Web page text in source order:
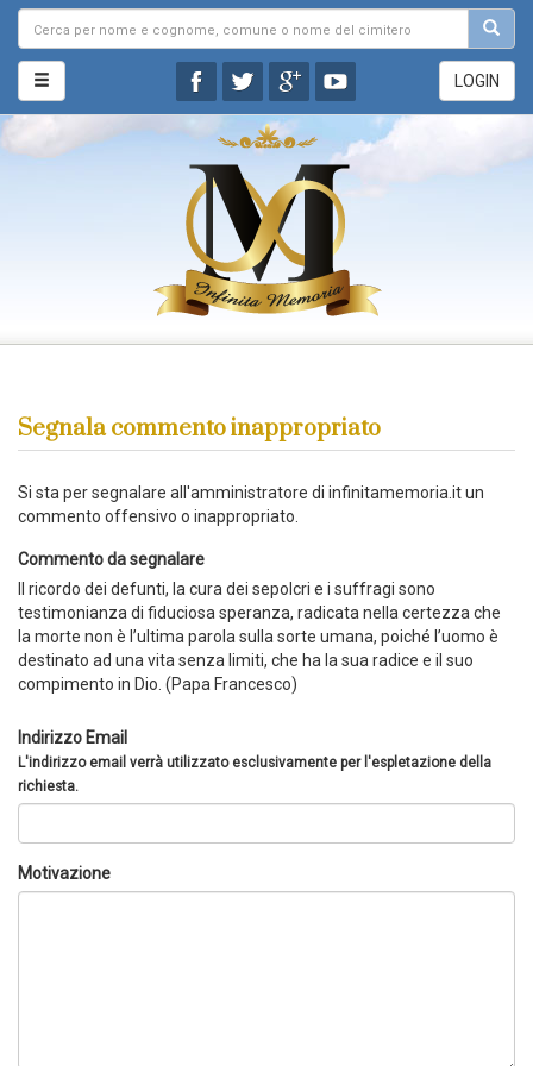
LOGIN
Segnala commento inappropriato
Si sta per segnalare all'amministratore di infinitamemoria.it un
commento offensivo o inappropriato.
Commento da segnalare
Il ricordo dei defunti, la cura dei sepolcri e i suffragi sono
testimonianza di fiduciosa speranza, radicata nella certezza che
la morte non è l’ultima parola sulla sorte umana, poiché l’uomo è
destinato ad una vita senza limiti, che ha la sua radice e il suo
compimento in Dio. (Papa Francesco)
Indirizzo Email
L'indirizzo email verrà utilizzato esclusivamente per l'espletazione della
richiesta.
Motivazione